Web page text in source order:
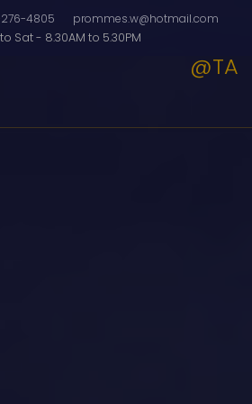
4805
prommes.w@hotmail.com
Sat - 8.30AM to 5.30PM
@TA